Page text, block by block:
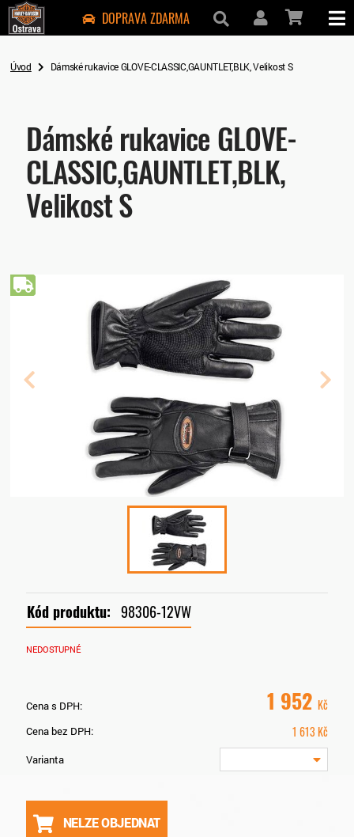
DOPRAVA ZDARMA
Úvod Dámské rukavice GLOVE-CLASSIC,GAUNTLET,BLK, Velikost S
Dámské rukavice GLOVE-
CLASSIC,GAUNTLET,BLK,
Velikost S
Doprava zdarma
Kód produktu: 98306-12VW
NEDOSTUPNÉ
Cena s DPH: 1 952 Kč
Cena bez DPH: 1 613Kč
Varianta
NELZE OBJEDNAT